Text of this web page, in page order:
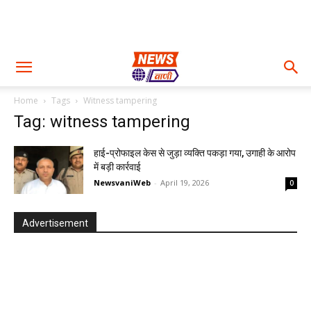
Home Tags Witness tampering
Tag: witness tampering
हाई-प्रोफाइल केस से जुड़ा व्यक्ति पकड़ा गया, उगाही के आरोप
में बड़ी कार्रवाई
NewsvaniWeb - April 19, 2026 0
Advertisement